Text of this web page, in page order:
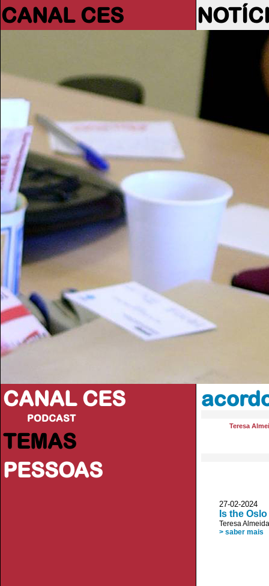
CANAL CES
CANAL CES
PODCAST
TEMAS
PESSOAS
Teresa
27-02-
Is the
Teresa
> saber mais